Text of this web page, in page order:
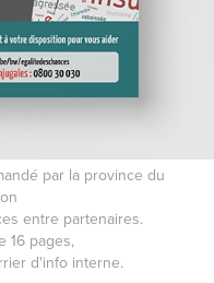
par la province du
entre partenaires.
16 pages,
d'info interne.